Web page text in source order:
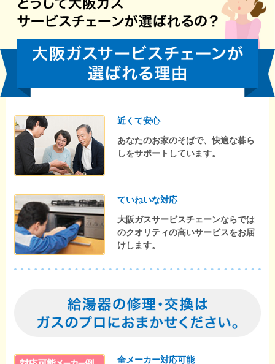
近くて安心
あなたのお家のそばで、快適な暮ら
しをサポートしています。
ていねいな対応
大阪ガスサービスチェーンならでは
のクオリティの高いサービスをお届
けします。
全メーカー対応可能